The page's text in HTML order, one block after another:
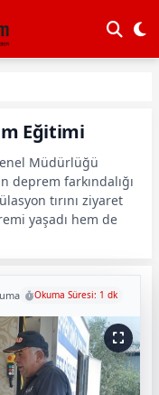
Eğitimi
Müdürlüğü
deprem farkındalığı
tırını ziyaret
yaşadı hem de
Okuma Süresi: 1 dk